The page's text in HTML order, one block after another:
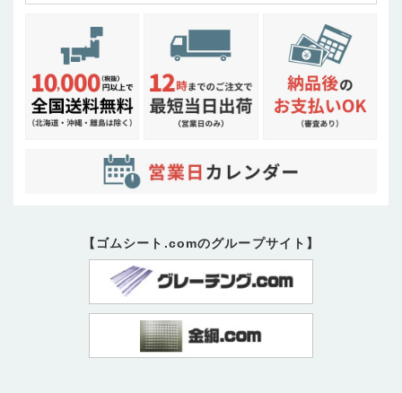
【ゴムシート.comのグループサイト】